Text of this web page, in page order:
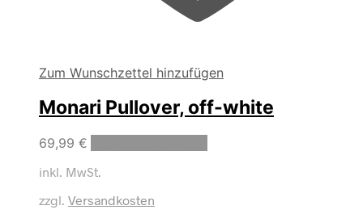
Zum Wunschzettel hinzufügen
Monari Pullover, off-white
69,99 €
inkl. MwSt.
zzgl. Versandkosten